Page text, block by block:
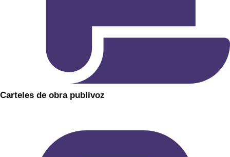
​Carteles de obra​ publivoz